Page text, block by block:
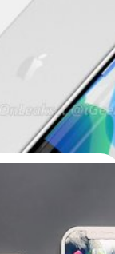
ำเร็จเป็นอย่างมา
าวลือต่อเนื่องถึง
วในปี 2020 นี้ ภาย
นกับ iPhone 6, 7
านข้อมูลจากแหล่ง
ได้เริ่มทดลอง
9 แล้ว โดยอาจมี
กล่าวระบุเพิ่มเติม
จัง ในช่วงกลาง
ยในเดือนมีนาคม
ทั้ง 3 รุ่น :